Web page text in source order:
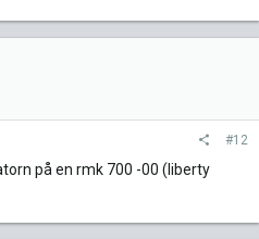
#12
på en rmk 700 -00 (liberty